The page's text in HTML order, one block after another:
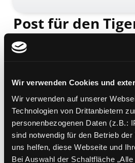
Wir verwenden Cookies und
Wir verwenden auf unserer
Technologien von Drittanbietern
personenbezogenen Daten (z.B.:
sind notwendig für den Betrieb
uns helfen, diese Webseite und
Bei Auswahl der Schaltfläche
Post für den
die Geschichte, wie der kleine
Bär die Briefpost, die Luftpost
Verfasser:Janosch
Übergeordnetes Werk: Trari
Beschreibung ein-/
Mehr Informationen ein-/